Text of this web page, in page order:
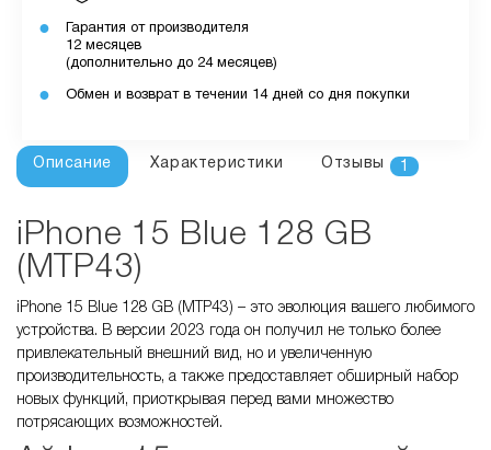
Гарантия от производителя
12 месяцев
(дополнительно до 24 месяцев)
Обмен и возврат в течении 14 дней со дня покупки
Описание Характеристики Отзывы 1
iPhone 15 Blue 128 GB
(MTP43)
iPhone 15 Blue 128 GB (MTP43) – это эволюция вашего любимого
устройства. В версии 2023 года он получил не только более
привлекательный внешний вид, но и увеличенную
производительность, а также предоставляет обширный набор
новых функций, приоткрывая перед вами множество
потрясающих возможностей.